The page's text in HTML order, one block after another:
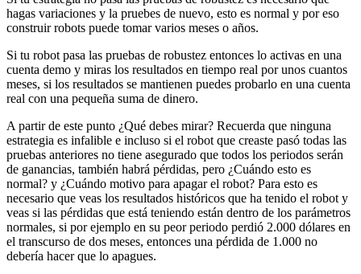
hagas variaciones y la pruebes de nuevo, esto es normal y por eso
construir robots puede tomar varios meses o años.
Si tu robot pasa las pruebas de robustez entonces lo activas en una
cuenta demo y miras los resultados en tiempo real por unos cuantos
meses, si los resultados se mantienen puedes probarlo en una cuenta
real con una pequeña suma de dinero.
A partir de este punto ¿Qué debes mirar? Recuerda que ninguna
estrategia es infalible e incluso si el robot que creaste pasó todas las
pruebas anteriores no tiene asegurado que todos los periodos serán
de ganancias, también habrá pérdidas, pero ¿Cuándo esto es
normal? y ¿Cuándo motivo para apagar el robot? Para esto es
necesario que veas los resultados históricos que ha tenido el robot y
veas si las pérdidas que está teniendo están dentro de los parámetros
normales, si por ejemplo en su peor periodo perdió 2.000 dólares en
el transcurso de dos meses, entonces una pérdida de 1.000 no
debería hacer que lo apagues.